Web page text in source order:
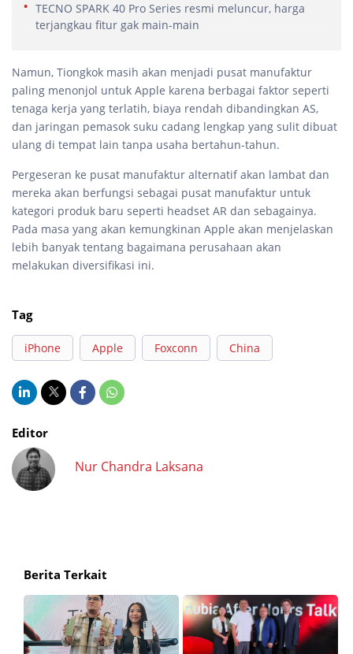
TECNO SPARK 40 Pro Series resmi meluncur, harga
terjangkau fitur gak main-main
Namun, Tiongkok masih akan menjadi pusat manufaktur
paling menonjol untuk Apple karena berbagai faktor seperti
tenaga kerja yang terlatih, biaya rendah dibandingkan AS,
dan jaringan pemasok suku cadang lengkap yang sulit dibuat
ulang di tempat lain tanpa usaha bertahun-tahun.
Pergeseran ke pusat manufaktur alternatif akan lambat dan
mereka akan berfungsi sebagai pusat manufaktur untuk
kategori produk baru seperti headset AR dan sebagainya.
Pada masa yang akan kemungkinan Apple akan menjelaskan
lebih banyak tentang bagaimana perusahaan akan
melakukan diversifikasi ini.
Tag
iPhone Apple Foxconn China
Editor
Nur Chandra Laksana
Berita Terkait